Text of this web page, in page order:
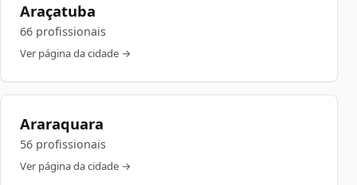
Araçatuba
66 profissionais
Ver página da cidade →
Araraquara
56 profissionais
Ver página da cidade →